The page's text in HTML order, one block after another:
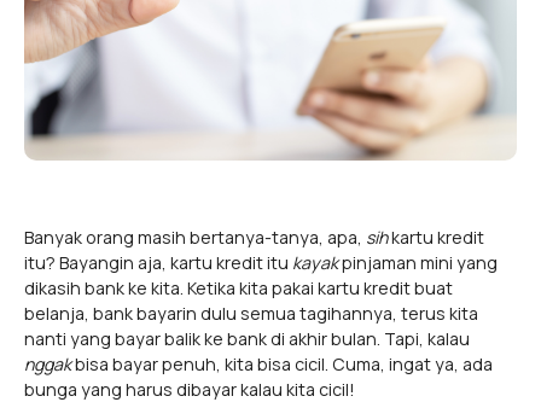
Banyak orang masih bertanya-tanya, apa, sihkartu kredit
itu? Bayangin aja, kartu kredit itu kayakpinjaman mini yang
dikasih bank ke kita. Ketika kita pakai kartu kredit buat
belanja, bank bayarin dulu semua tagihannya, terus kita
nanti yang bayar balik ke bank di akhir bulan. Tapi, kalau
nggakbisa bayar penuh, kita bisa cicil. Cuma, ingat ya, ada
bunga yang harus dibayar kalau kita cicil!